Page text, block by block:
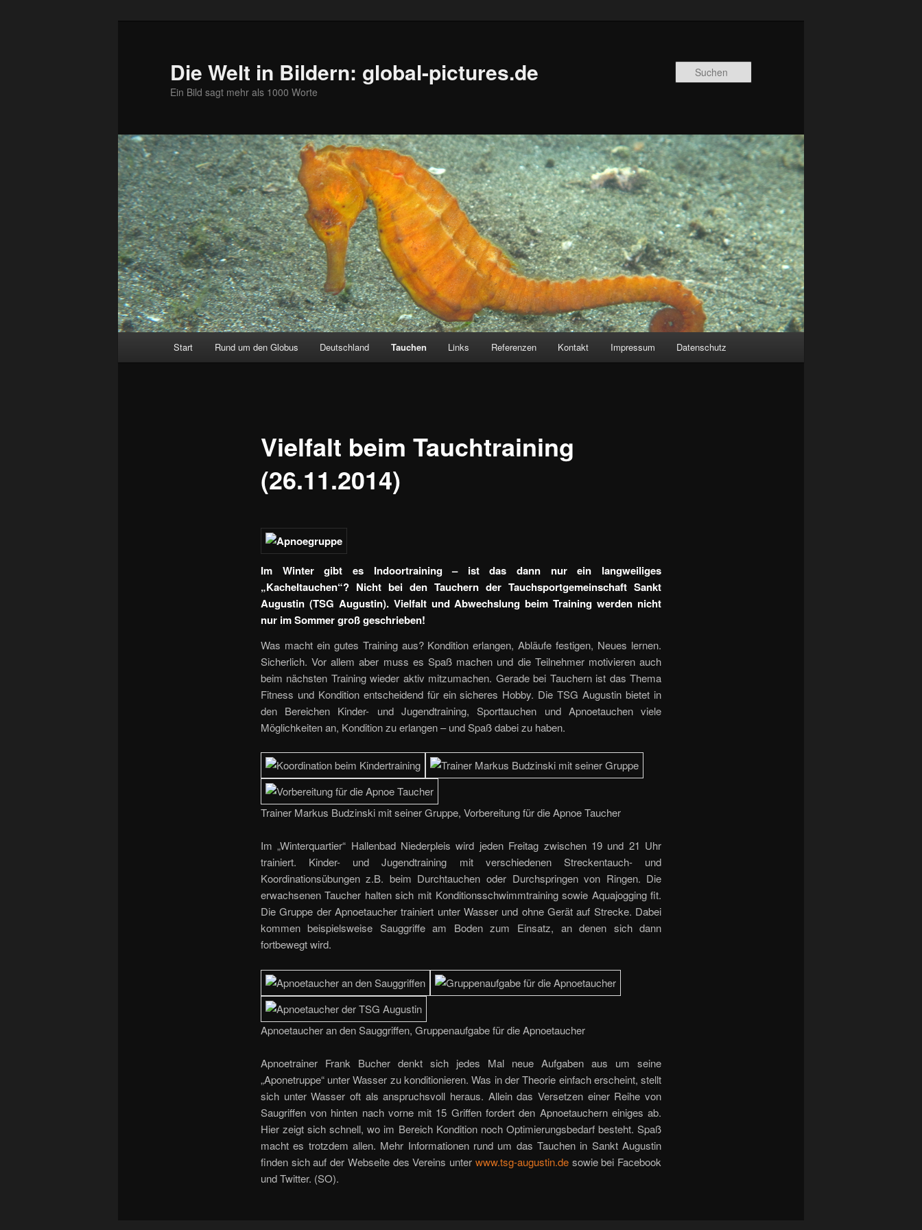
Die Welt in Bildern: global-pictures.de
Ein Bild sagt mehr als 1000 Worte
Start Rund um den Globus Deutschland Tauchen Links Referenzen Kontakt Impressum Datenschutz
Vielfalt beim Tauchtraining
(26.11.2014)
Im Winter gibt es Indoortraining – ist das dann nur ein langweiliges
„Kacheltauchen“? Nicht bei den Tauchern der Tauchsportgemeinschaft Sankt
Augustin (TSG Augustin). Vielfalt und Abwechslung beim Training werden nicht
nur im Sommer groß geschrieben!
Was macht ein gutes Training aus? Kondition erlangen, Abläufe festigen, Neues lernen.
Sicherlich. Vor allem aber muss es Spaß machen und die Teilnehmer motivieren auch
beim nächsten Training wieder aktiv mitzumachen. Gerade bei Tauchern ist das Thema
Fitness und Kondition entscheidend für ein sicheres Hobby. Die TSG Augustin bietet in
den Bereichen Kinder- und Jugendtraining, Sporttauchen und Apnoetauchen viele
Möglichkeiten an, Kondition zu erlangen – und Spaß dabei zu haben.
Trainer Markus Budzinski mit seiner Gruppe, Vorbereitung für die Apnoe Taucher
Im „Winterquartier“ Hallenbad Niederpleis wird jeden Freitag zwischen 19 und 21 Uhr
trainiert. Kinder- und Jugendtraining mit verschiedenen Streckentauch- und
Koordinationsübungen z.B. beim Durchtauchen oder Durchspringen von Ringen. Die
erwachsenen Taucher halten sich mit Konditionsschwimmtraining sowie Aquajogging fit.
Die Gruppe der Apnoetaucher trainiert unter Wasser und ohne Gerät auf Strecke. Dabei
kommen beispielsweise Sauggriffe am Boden zum Einsatz, an denen sich dann
fortbewegt wird.
Apnoetaucher an den Sauggriffen, Gruppenaufgabe für die Apnoetaucher
Apnoetrainer Frank Bucher denkt sich jedes Mal neue Aufgaben aus um seine
„Aponetruppe“ unter Wasser zu konditionieren. Was in der Theorie einfach erscheint, stellt
sich unter Wasser oft als anspruchsvoll heraus. Allein das Versetzen einer Reihe von
Saugriffen von hinten nach vorne mit 15 Griffen fordert den Apnoetauchern einiges ab.
Hier zeigt sich schnell, wo im Bereich Kondition noch Optimierungsbedarf besteht. Spaß
macht es trotzdem allen. Mehr Informationen rund um das Tauchen in Sankt Augustin
finden sich auf der Webseite des Vereins unter www.tsg-augustin.desowie bei Facebook
und Twitter. (SO).